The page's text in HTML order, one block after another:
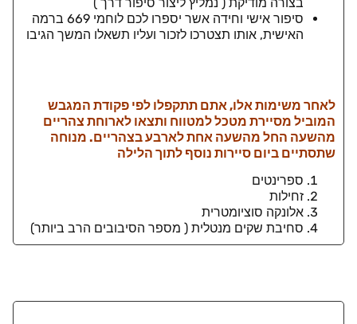
סיפור אישי וחידה אשר יספרו לכם לוחמי 669 ברמה
האישית, אותו תצטרכו לזכור ועליו תשאלו המשך הגיבו
לאחר משימות אלו, אתם תתקפלו לפי פקודת המגבש
המוביל מסיירת מטכל למטווח ותצאו לארוחת צהריים
מהשעה החל מהשעה אחת לארבע בצהריים. מנוחה
שתסתיים ביום סיירות נוסף לתוך הלילה
ספרינטים
זחילות
אלונקה סוציומטרית
סחיבת שקים מנטלית ( מספר הסיבובים הרב ביותר)